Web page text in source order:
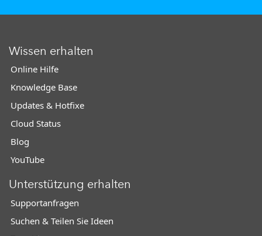
Wissen erhalten
Online Hilfe
Knowledge Base
Updates & Hotfixe
Cloud Status
Blog
YouTube
Unterstützung erhalten
Supportanfragen
Suchen & Teilen Sie Ideen